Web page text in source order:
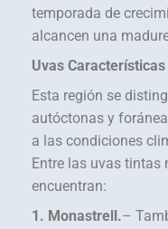
temporada de
alcancen una
Uvas Características
Esta región se
autóctonas y
a las condiciones
Entre las uvas tintas
encuentran:
1. Monastrell.–